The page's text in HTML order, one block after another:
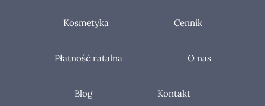
Kosmetyka Cennik
Płatność ratalna O nas
Blog Kontakt